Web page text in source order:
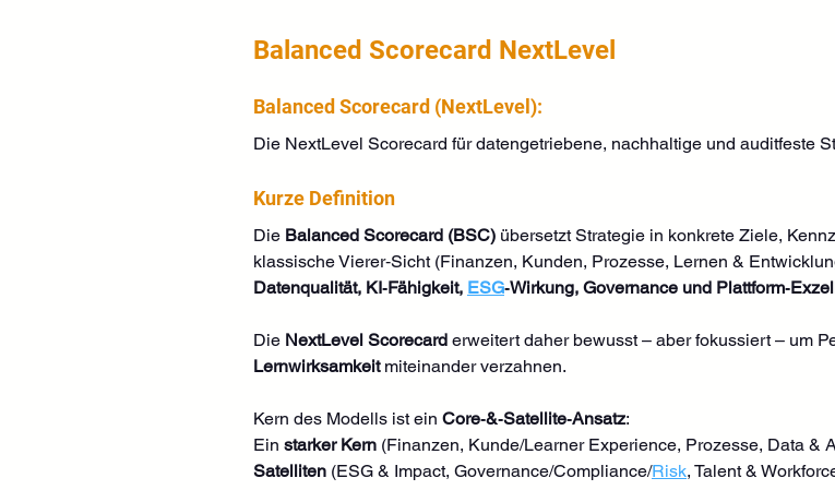
Balanced Scorecard NextLevel
Balanced Scorecard (NextLevel):
Die NextLevel Scorecard für datengetriebene, nachhaltige und auditfeste
Kurze Definition
Die Balanced Scorecard (BSC) übersetzt Strategie in konkrete Ziele,
klassische Vierer‑Sicht (Finanzen, Kunden, Prozesse, Lernen &
Datenqualität, KI‑Fähigkeit, ESG‑Wirkung, Governance und
Die NextLevel Scorecard erweitert daher bewusst – aber fokussiert – um
Lernwirksamkeit miteinander verzahnen.
Kern des Modells ist ein Core‑&‑Satellite‑Ansatz:
Ein starker Kern (Finanzen, Kunde/Learner Experience, Prozesse, Data &
Satelliten (ESG & Impact, Governance/Compliance/Risk, Talent &